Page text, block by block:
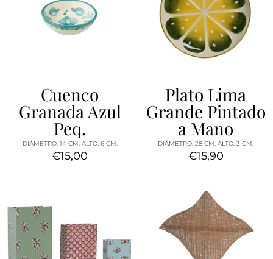
Cuenco
Granada Azul
Peq.
DIÁMETRO: 14 CM. ALTO: 6 CM.
€15,00
Plato Lima
Grande Pintado
a Mano
DIÁMETRO: 28 CM. ALTO: 3 CM.
€15,90